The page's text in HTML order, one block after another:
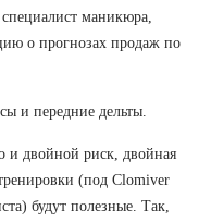
маникюра,
о прогнозах продаж по
и передние дельты.
и двойной риск, двойная
(под Clomiver
будут полезные. Так,